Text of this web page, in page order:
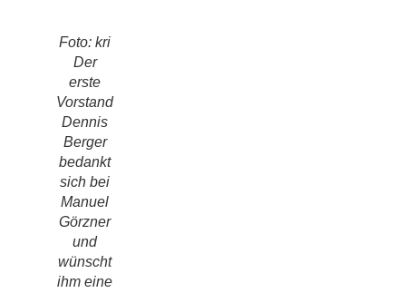
Foto: kri
Der
erste
Vorstand
Dennis
Berger
bedankt
sich bei
Manuel
Görzner
und
wünscht
ihm eine